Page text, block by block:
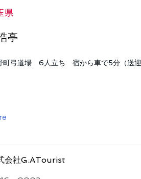
県
亭
町弓道場 6人立ち 宿から車で5分（送迎
会社G.ATourist